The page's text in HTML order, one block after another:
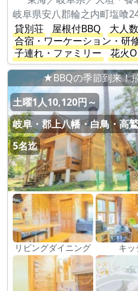
岐阜県安八郡輪之内町塩喰
貸別荘
屋根付BBQ 大人数
合宿・ワーケーション・研
子連れ・ファミリー
花火
★BBQの季節到来！
土曜1人10,120円～
岐阜・郡上八幡・白鳥・高
5名迄
リビングダイニング キッ